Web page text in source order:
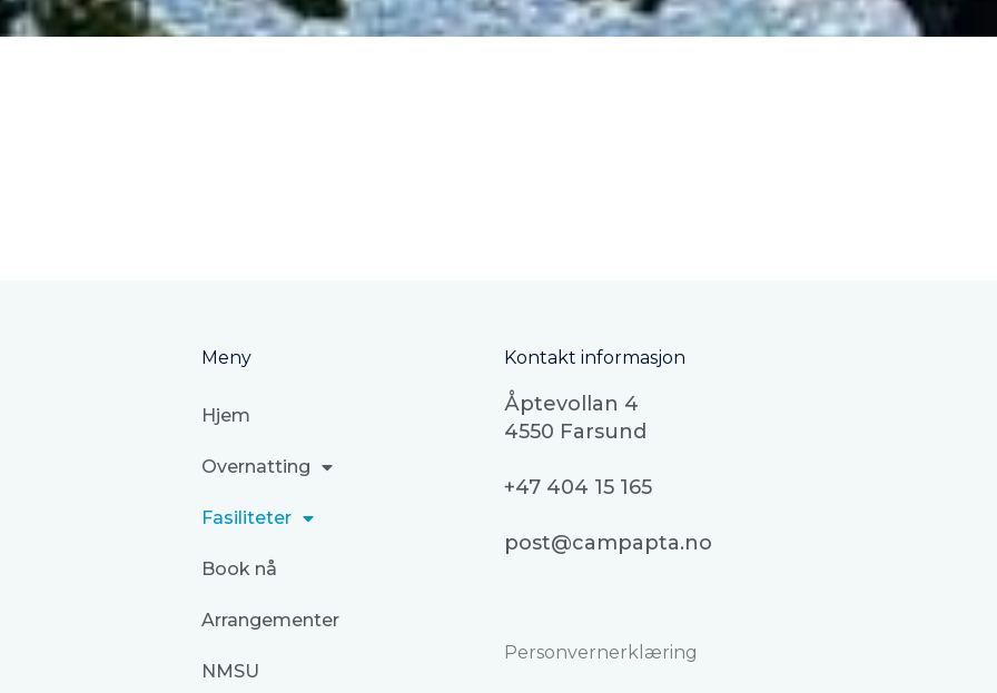
Meny
Hjem
Overnatting
Fasiliteter
Book nå
Arrangementer
NMSU
Kontakt informasjon
Åptevollan 4
4550 Farsund
+47 404 15 165
post@campapta.no
Personvernerklæring